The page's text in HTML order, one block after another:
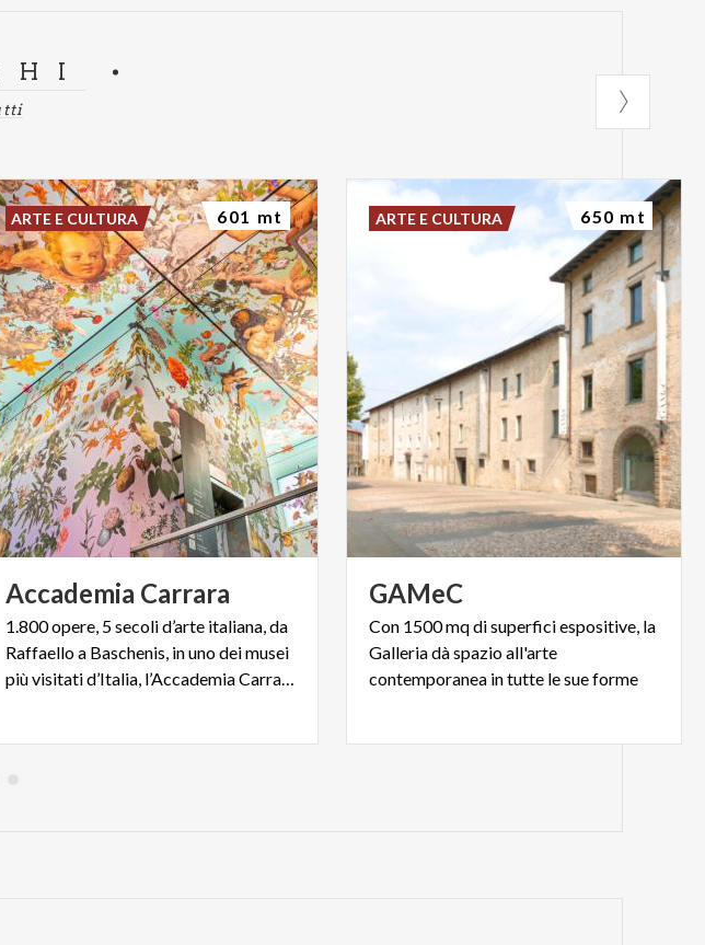
Accademia Carrara
1.800 opere, 5 secoli d’arte italiana, da
Raffaello a Baschenis, in uno dei musei
più visitati d’Italia, l’Accademia Carrara di Bergamo
ARTE E CULTURA 601 mt
GAMeC
Con 1500 mq di superfici espositive, la
Galleria dà spazio all'arte
contemporanea in tutte le sue forme
ARTE E CULTURA 650 mt